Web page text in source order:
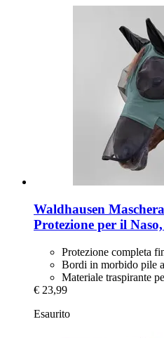
Waldhausen
Protezione per il
Protezione completa
Bordi in morbido pile
Materiale traspirante
€ 23,99
Esaurito